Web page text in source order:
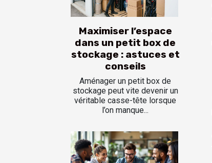
Maximiser l’espace
dans un petit box de
stockage : astuces et
conseils
Aménager un petit box de
stockage peut vite devenir un
véritable casse-tête lorsque
l’on manque...